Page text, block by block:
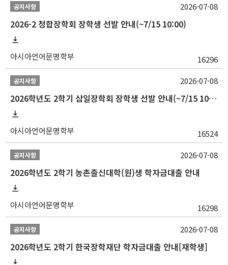
공지사항
2026-2 청합장학회 장학생 선발 안내(~7/15 10:00)
아시아언어문명학부 16296
2026-07-08
공지사항
2026학년도 2학기 삼일장학회 장학생 선발 안내(~7/15 10:00)
아시아언어문명학부 16524
2026-07-08
공지사항
2026학년도 2학기 농촌출신대학(원)생 학자금대출 안내
아시아언어문명학부 16298
2026-07-08
공지사항
2026학년도 2학기 한국장학재단 학자금대출 안내[재학생]
2026-07-08